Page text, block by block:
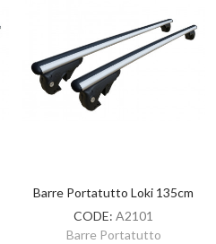
Barre Portatutto Loki 135cm
CODE: A2101
Barre Portatutto